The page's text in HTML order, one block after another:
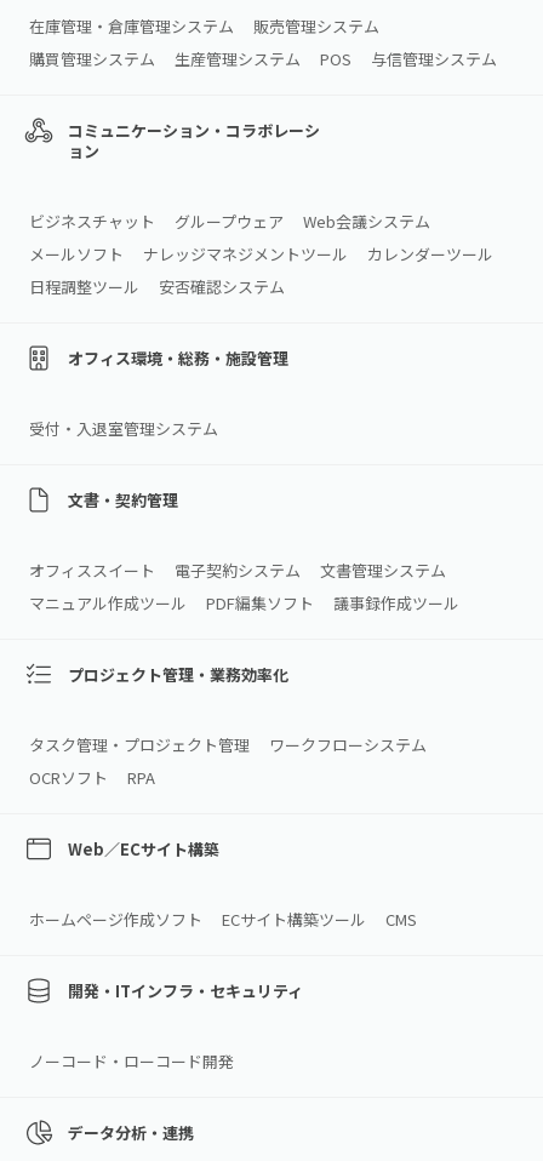
在庫管理・倉庫管理システム
販売管理システム
購買管理システム
生産管理システム POS 与信管理システム
コミュニケーション・コラボレーシ
ョン
ビジネスチャット グループウェア
Web会議システム
メールソフト
ナレッジマネジメントツール
カレンダーツール
日程調整ツール
安否確認システム
オフィス環境・総務・施設管理
受付・入退室管理システム
文書・契約管理
オフィススイート 電子契約システム
文書管理システム
マニュアル作成ツール
PDF編集ソフト 議事録作成ツール
プロジェクト管理・業務効率化
タスク管理・プロジェクト管理
ワークフローシステム
OCRソフト
RPA
Web／ECサイト構築
ホームページ作成ソフト ECサイト構築ツール CMS
開発・ITインフラ・セキュリティ
ノーコード・ローコード開発
データ分析・連携